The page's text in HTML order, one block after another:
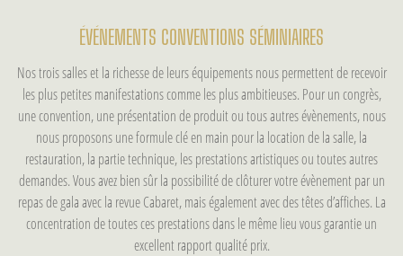
ÉVÉNEMENTS CONVENTIONS SÉMINIAIRES
Nos trois salles et la richesse de leurs équipements nous permettent de recevoir
les plus petites manifestations comme les plus ambitieuses. Pour un congrès,
une convention, une présentation de produit ou tous autres évènements, nous
nous proposons une formule clé en main pour la location de la salle, la
restauration, la partie technique, les prestations artistiques ou toutes autres
demandes. Vous avez bien sûr la possibilité de clôturer votre évènement par un
repas de gala avec la revue Cabaret, mais également avec des têtes d’affiches. La
concentration de toutes ces prestations dans le même lieu vous garantie un
excellent rapport qualité prix.